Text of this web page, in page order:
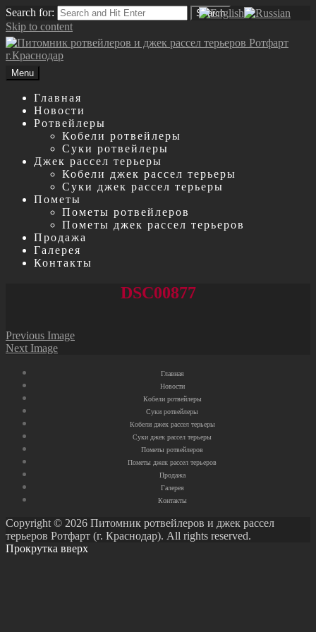
Search for: Search
Skip to content
Menu
Главная
Новости
Ротвейлеры
Кобели ротвейлеры
Суки ротвейлеры
Джек рассел терьеры
Кобели джек рассел терьеры
Суки джек рассел терьеры
Пометы
Пометы ротвейлеров
Пометы джек рассел терьеров
Продажа
Галерея
Контакты
DSC00877
Previous Image
Next Image
Главная
Новости
Кобели ротвейлеры
Суки ротвейлеры
Кобели джек рассел терьеры
Суки джек рассел терьеры
Пометы ротвейлеров
Пометы джек рассел терьеров
Продажа
Галерея
Контакты
Copyright © 2026 Питомник ротвейлеров и джек рассел
терьеров Ротфарт (г. Краснодар). All rights reserved.
Прокрутка вверх